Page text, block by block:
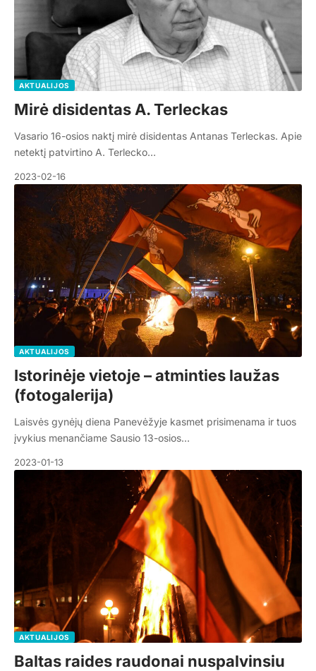
AKTUALIJOS
Mirė disidentas A. Terleckas
Vasario 16-osios naktį mirė disidentas Antanas Terleckas. Apie
netektį patvirtino A. Terlecko…
2023-02-16
AKTUALIJOS
Istorinėje vietoje – atminties laužas
(fotogalerija)
Laisvės gynėjų diena Panevėžyje kasmet prisimenama ir tuos
įvykius menančiame Sausio 13-osios…
2023-01-13
AKTUALIJOS
Baltas raides raudonai nuspalvinsiu